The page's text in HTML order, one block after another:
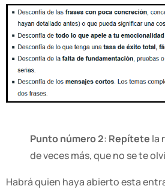
Punto número 2: Repítete la
de veces más, que no se te
Habrá quien haya abierto esta